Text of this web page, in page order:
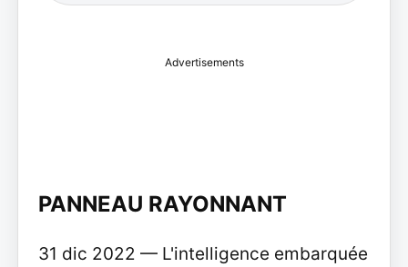
Advertisements
PANNEAU RAYONNANT
31 dic 2022 — L'intelligence embarquée